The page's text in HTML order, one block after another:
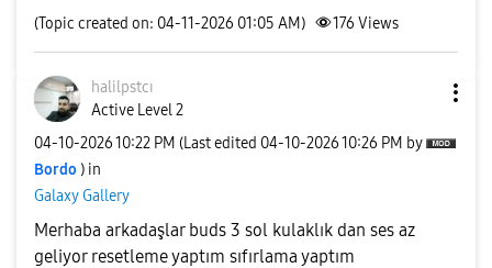
(Topic created on: 04-11-2026 01:05 AM) 176 Views
halilpstcı
Active Level 2
‎04-10-202610:22 PM (Last edited ‎04-10-202610:26 PM by
Bordo ) in
Galaxy Gallery
Merhaba arkadaşlar buds 3 sol kulaklık dan ses az
geliyor resetleme yaptım sıfırlama yaptım